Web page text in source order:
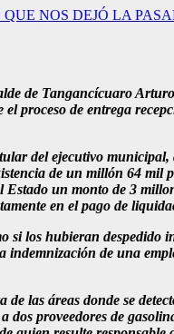
NOS DEJÓ LA
de Tangancícuaro
proceso de entrega
del ejecutivo
de un millón 64
un monto de 3
en el pago de
si los hubieran despedido
indemnización de una
las áreas donde se
dos proveedores de